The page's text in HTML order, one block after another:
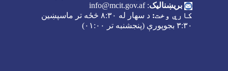
بریښنالیک:
info@mcit.gov.af
کاري وخت: د سهار له ۸:۳۰ څځه تر ماسپښین
۳:۳۰ بجوپورې (پنجشنبه تر ۰۱:۰۰)